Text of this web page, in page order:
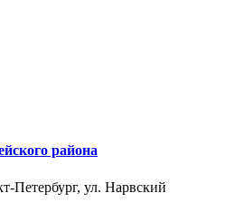
района
Петербург, ул. Нарвский